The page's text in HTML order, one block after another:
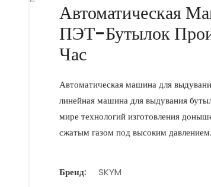
Автоматическая
ПЭТ-Бутылок
Час
Автоматическая машина для
линейная машина для выдувания
мире технологий изготовления
сжатым газом под высоким давлением.
Бренд:
SKYM